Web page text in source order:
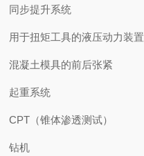
同步提升系统
用于扭矩工具的液压动力装置
混凝土模具的前后张紧
起重系统
CPT（锥体渗透测试）
钻机